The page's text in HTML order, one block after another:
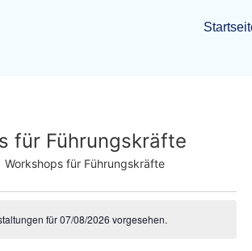
für Führungskräfte
Workshops für Führungskräfte
für 07/08/2026 vorgesehen.